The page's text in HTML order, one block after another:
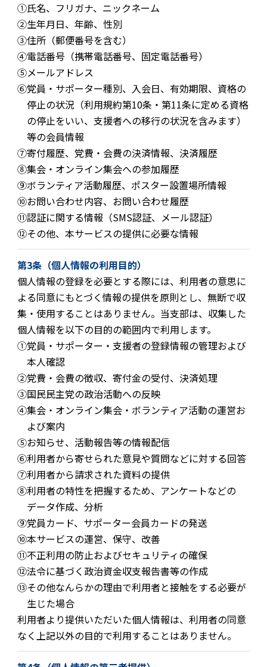
①氏名、フリガナ、ニックネーム
②生年月日、年齢、性別
③住所（郵便番号を含む）
④電話番号（携帯電話番号、固定電話番号）
⑤メールアドレス
⑥党員・サポーター種別、入会日、有効期限、資格の
停止の状況（利用規約第10条・第11条に定める資格
の停止をいい、支援者への移行の状況を含みます）
等の会員情報
⑦寄付履歴、党費・会費の決済情報、決済履歴
⑧集会・オンライン集会への参加履歴
⑨ボランティア活動履歴、ポスター設置場所情報
⑩お問い合わせ内容、お問い合わせ履歴
⑪認証に関する情報（SMS認証、メール認証）
⑫その他、本サービスの提供に必要な情報
第3条（個人情報の利用目的）
個人情報の登録を必要とする際には、利用者の意思に
よる同意にもとづく情報の提供を原則とし、無断で収
集・使用することはありません。当支部は、収集した
個人情報を以下の目的の範囲内で利用します。
①党員・サポーター・支援者の登録情報の管理および
本人確認
②党費・会費の徴収、寄付金の受付、決済処理
③国民民主党の政治活動への反映
④集会・オンライン集会・ボランティア活動の運営お
よび案内
⑤お知らせ、活動報告等の情報配信
⑥利用者から寄せられた意見や質問などに対する回答
⑦利用者から請求された資料の提供
⑧利用者の特性を把握するため、アンケートなどの
データ作成、分析
⑨党員カード、サポーター会員カードの発送
⑩本サービスの運営、保守、改善
⑪不正利用の防止およびセキュリティの確保
⑫法令に基づく政治資金収支報告書等の作成
⑬その他なんらかの理由で利用者と接触をする必要が
生じた場合
利用者より提供いただいた個人情報は、利用者の同意
なく上記以外の目的で利用することはありません。